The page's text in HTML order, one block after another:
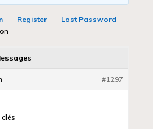
Register
Lost Password
#1297